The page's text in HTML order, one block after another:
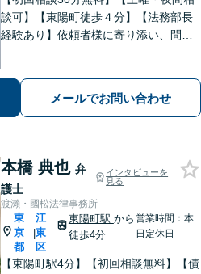
談可】【東陽町徒歩４分】【法務部長
経験あり】依頼者様に寄り添い、問題
働・刑事・債権回収・借金・企業法務
などお困りの際はどうぞご相談くださ
メールでお問い合わせ
本橋 典也 弁
護士
インタビューを
見る
渡瀨・國松法律事務所
東
京
都
|
江
東
区
東陽町駅 から
徒歩4分
営業時間：本
日定休日
【東陽町駅4分】【初回相談無料】【債